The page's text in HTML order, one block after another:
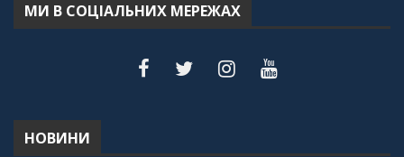
МИ В СОЦІАЛЬНИХ МЕРЕЖАХ
НОВИНИ